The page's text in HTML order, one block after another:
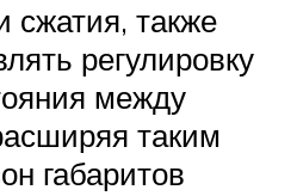
сжатия, также
регулировку
между
таким
габаритов